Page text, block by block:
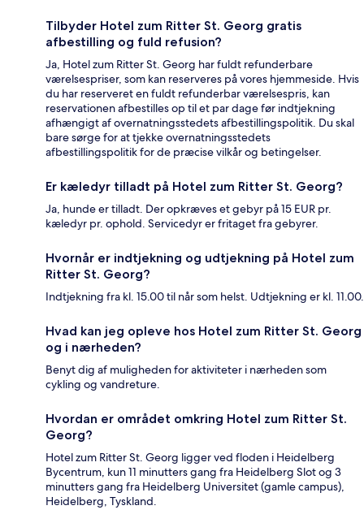
Tilbyder Hotel zum Ritter St. Georg gratis
afbestilling og fuld refusion?
Ja, Hotel zum Ritter St. Georg har fuldt refunderbare
værelsespriser, som kan reserveres på vores hjemmeside. Hvis
du har reserveret en fuldt refunderbar værelsespris, kan
reservationen afbestilles op til et par dage før indtjekning
afhængigt af overnatningsstedets afbestillingspolitik. Du skal
bare sørge for at tjekke overnatningsstedets
afbestillingspolitik for de præcise vilkår og betingelser.
Er kæledyr tilladt på Hotel zum Ritter St. Georg?
Ja, hunde er tilladt. Der opkræves et gebyr på 15 EUR pr.
kæledyr pr. ophold. Servicedyr er fritaget fra gebyrer.
Hvornår er indtjekning og udtjekning på Hotel zum
Ritter St. Georg?
Indtjekning fra kl. 15.00 til når som helst. Udtjekning er kl. 11.00.
Hvad kan jeg opleve hos Hotel zum Ritter St. Georg
og i nærheden?
Benyt dig af muligheden for aktiviteter i nærheden som
cykling og vandreture.
Hvordan er området omkring Hotel zum Ritter St.
Georg?
Hotel zum Ritter St. Georg ligger ved floden i Heidelberg
Bycentrum, kun 11 minutters gang fra Heidelberg Slot og 3
minutters gang fra Heidelberg Universitet (gamle campus),
Heidelberg, Tyskland.